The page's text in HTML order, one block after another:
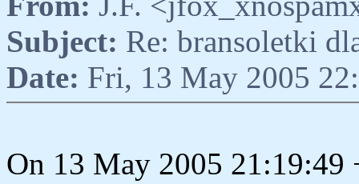
Subject: Re: bransoletki
Date: Fri, 13 May 2005
On 13 May 2005 21:19:49